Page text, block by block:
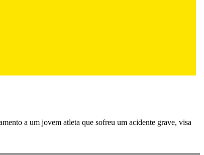
a um jovem atleta que sofreu um acidente grave, visa